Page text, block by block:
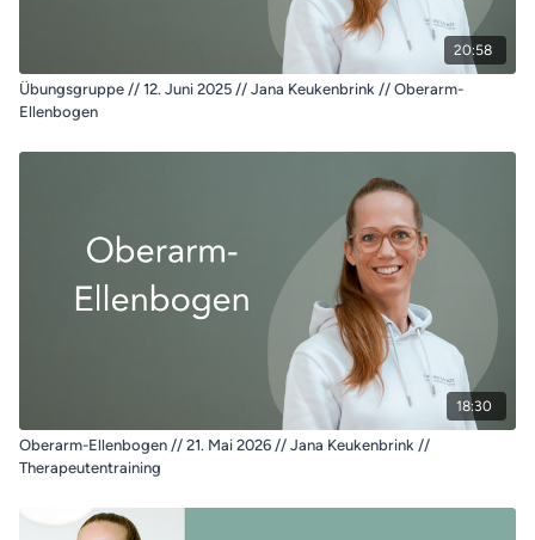
20:58
Übungsgruppe // 12. Juni 2025 // Jana Keukenbrink // Oberarm-
Ellenbogen
18:30
Oberarm-Ellenbogen // 21. Mai 2026 // Jana Keukenbrink //
Therapeutentraining